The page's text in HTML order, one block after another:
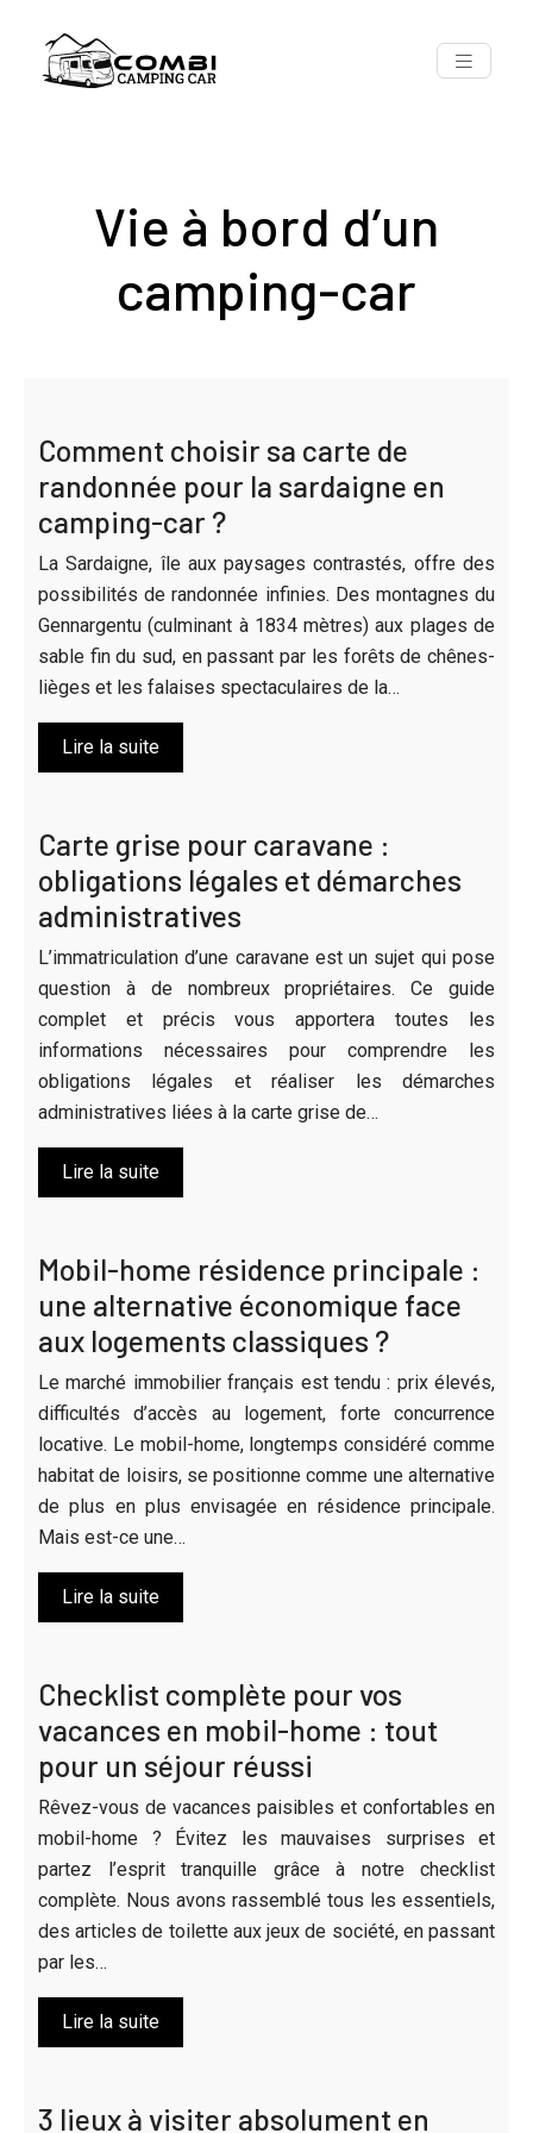
Vie à bord d’un
camping-car
Comment choisir sa carte de
randonnée pour la sardaigne en
camping-car ?
La Sardaigne, île aux paysages contrastés, offre des
possibilités de randonnée infinies. Des montagnes du
Gennargentu (culminant à 1834 mètres) aux plages de
sable fin du sud, en passant par les forêts de chênes-
lièges et les falaises spectaculaires de la…
Lire la suite
Carte grise pour caravane :
obligations légales et démarches
administratives
L’immatriculation d’une caravane est un sujet qui pose
question à de nombreux propriétaires. Ce guide
complet et précis vous apportera toutes les
informations nécessaires pour comprendre les
obligations légales et réaliser les démarches
administratives liées à la carte grise de…
Lire la suite
Mobil-home résidence principale :
une alternative économique face
aux logements classiques ?
Le marché immobilier français est tendu : prix élevés,
difficultés d’accès au logement, forte concurrence
locative. Le mobil-home, longtemps considéré comme
habitat de loisirs, se positionne comme une alternative
de plus en plus envisagée en résidence principale.
Mais est-ce une…
Lire la suite
Checklist complète pour vos
vacances en mobil-home : tout
pour un séjour réussi
Rêvez-vous de vacances paisibles et confortables en
mobil-home ? Évitez les mauvaises surprises et
partez l’esprit tranquille grâce à notre checklist
complète. Nous avons rassemblé tous les essentiels,
des articles de toilette aux jeux de société, en passant
par les…
Lire la suite
3 lieux à visiter absolument en